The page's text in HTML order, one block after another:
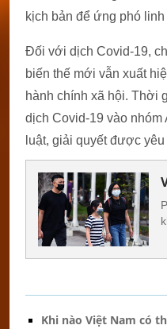
kịch bản để ứng phó
Đối với dịch Covid-19,
biến thế mới vẫn xuất
hành chính xã hội. Thời
dịch Covid-19 vào nhóm
luật, giải quyết được
Khi nào Việt Nam có